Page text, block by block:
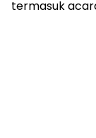
termasuk